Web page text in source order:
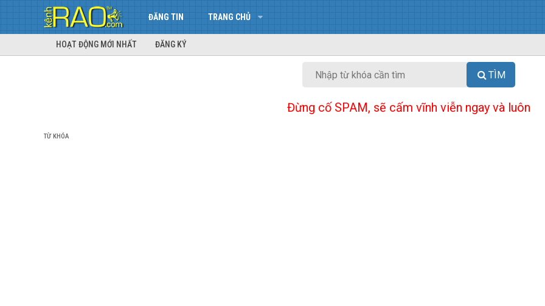
ĐĂNG TIN TRANG CHỦ
HOẠT ĐỘNG MỚI NHẤT ĐĂNG KÝ
TÌM
Đừng cố SPAM, sẽ cấm vĩnh viễn ngay và luôn
TỪ KHÓA